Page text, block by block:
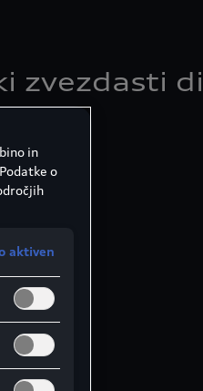
zvezdasti
8Z8
in
o
aktiven